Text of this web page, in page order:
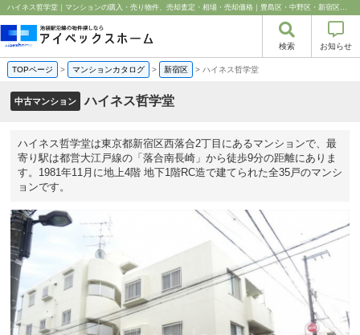
ハイネス哲学堂｜マンションの購入・売り物件、売却査定・相場・売却価格｜豊島区・中野区・新宿区の中古マンション・リノベーション情報なら池袋のアイベックスホーム！
検索 お知らせ
TOPページ > マンションカタログ > 新宿区 > ハイネス哲学堂
中古マンション ハイネス哲学堂
ハイネス哲学堂は東京都新宿区西落合2丁目にあるマンションで、最
寄り駅は都営大江戸線の「落合南長崎」から徒歩9分の距離にありま
す。1981年11月に地上4階 地下1階RC造で建てられた全35戸のマンシ
ョンです。